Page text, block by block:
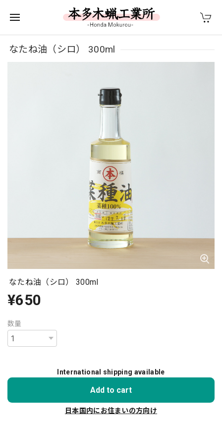
なたね油（シロ） 300ml
なたね油（シロ） 300ml
¥650
数量
International shipping available
Add to cart
日本国内にお住まいの方向け